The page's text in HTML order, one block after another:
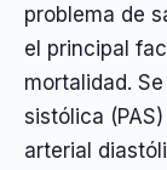
problema de
el principal
mortalidad.
sistólica
arterial